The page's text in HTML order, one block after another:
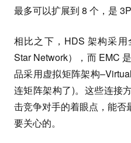
最多可以扩展到 8 个，是
相比之下，HDS 架构采
Star Network），而 EMC
品采用虚拟矩阵架构
连矩阵架构了)。这些连接
击竞争对手的着眼点，能否
要关心的。